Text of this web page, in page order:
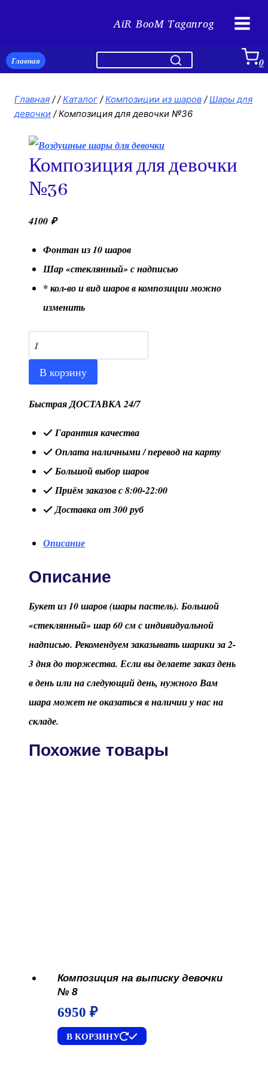
AiR BooM Taganrog
Главная 0
Главная / / Каталог / Композиции из шаров / Шары для
девочки / Композиция для девочки №36
Композиция для девочки
№36
4100 ₽
Фонтан из 10 шаров
Шар «стеклянный» с надписью
* кол-во и вид шаров в композиции можно
изменить
Количество
товара
Композиция
для
№36
В корзину
Быстрая ДОСТАВКА 24/7
Гарантия качества
Оплата наличными / перевод на карту
Большой выбор шаров
Приём заказов с 8:00-22:00
Доставка от 300 руб
Описание
Описание
Букет из 10 шаров (шары пастель). Большой
«стеклянный» шар 60 см с индивидуальной
надписью. Рекомендуем заказывать шарики за 2-
3 дня до торжества. Если вы делаете заказ день
в день или на следующий день, нужного Вам
шара может не оказаться в наличии у нас на
складе.
Похожие товары
Композиция на выписку девочки
№ 8
6950 ₽
В КОРЗИНУ